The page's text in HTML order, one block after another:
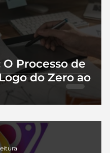
Processo de
do Zero ao